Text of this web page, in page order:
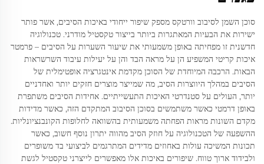
סוכן השמן לסיבוב וורטקס מספק שיפור ייחודי באיכות הסיבים, אשר פותר
ישירות את הבעיות המאתגרות ביותר בייצור טקסטיל מודרני. טכנולוגיה
חדשנית זו מפחיתה באופן משמעותי את שיעור השערות על הסיבים – פרמטר
איכות קריטי המשפיע הן על מראה הבד והן על יעילות עיבוד השרשראות
הבאות. הרכבה המיוחדת של הסוכן מקדמת אינטגרציה אופטימלית של
הסיבים במהלך היווצרות הסיב, מה שמייצר מוצרים חזקים יותר ואחדניים
יותר, העולים על סטנדרטי האיכות התעשייתיים. אחידות הסיבים משתפרת
באופן דרמטי כאשר משתמשים בסוכן הסיבוב המתקדם הזה, כאשר מדידות
מקדם השונות מראות הפחתה משמעותית בהשוואה לחלופות הקונבנציונליות.
ההשפעה של הטכנולוגיה על חוזק הסיב מהווה יתרון נוסף חשוב, כאשר
תכונות המשיכה עולות באחוזים מדידים המתרגמים לביצועי בד משופרים
ולבידוד ארוך טווח. שיפורים באיכות אלו מאפשרים לייצרני טקסטיל לגשת